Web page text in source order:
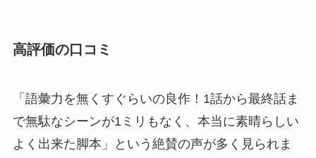
高評価の口コミ
「語彙力を無くすぐらいの良作！1話から最終話ま
で無駄なシーンが1ミリもなく、本当に素晴らしい
よく出来た脚本」という絶賛の声が多く見られま